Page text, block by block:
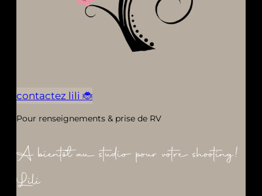
contactez lili 🐞
Pour renseignements & prise de RV
A bientôt au studio pour votre shooting!
Lili